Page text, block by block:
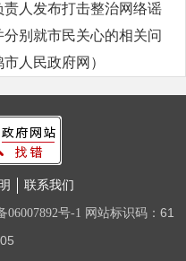
人发布打击整治网络谣
别就市民关心的相关问
人民政府网）
联系我们
06007892号-1 网站标识码：61